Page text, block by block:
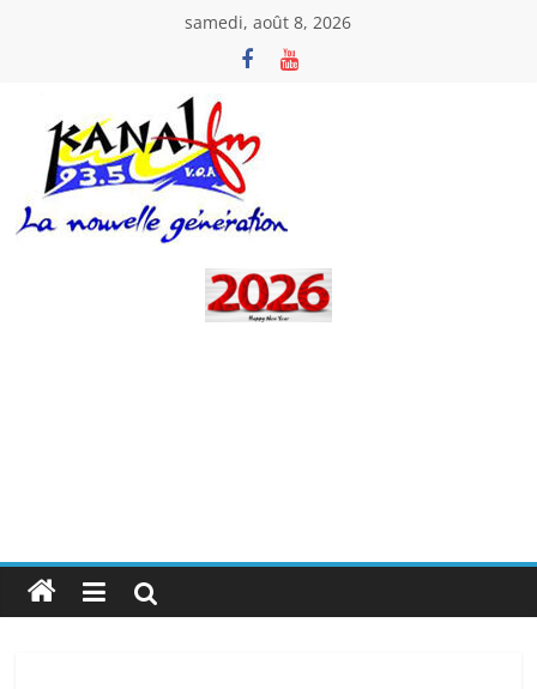
samedi, août 8, 2026
Kanal